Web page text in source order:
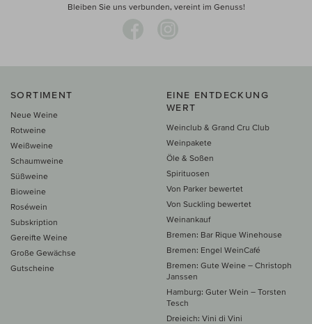
Bleiben Sie uns verbunden, vereint im Genuss!
SORTIMENT
Neue Weine
Rotweine
Weißweine
Schaumweine
Süßweine
Bioweine
Roséwein
Subskription
Gereifte Weine
Große Gewächse
Gutscheine
EINE ENTDECKUNG
WERT
Weinclub & Grand Cru Club
Weinpakete
Öle & Soßen
Spirituosen
Von Parker bewertet
Von Suckling bewertet
Weinankauf
Bremen: Bar Rique Winehouse
Bremen: Engel WeinCafé
Bremen: Gute Weine – Christoph
Janssen
Hamburg: Guter Wein – Torsten
Tesch
Dreieich: Vini di Vini